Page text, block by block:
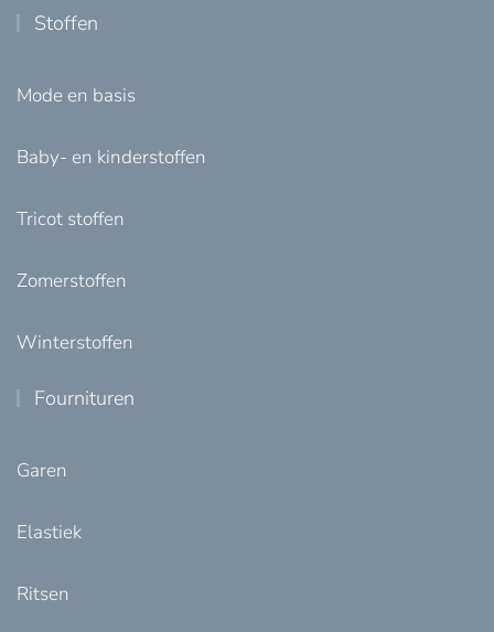
Stoffen
Mode en basis
Baby- en kinderstoffen
Tricot stoffen
Zomerstoffen
Winterstoffen
Fournituren
Garen
Elastiek
Ritsen